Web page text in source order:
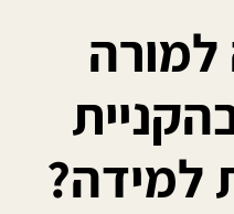
למידה?